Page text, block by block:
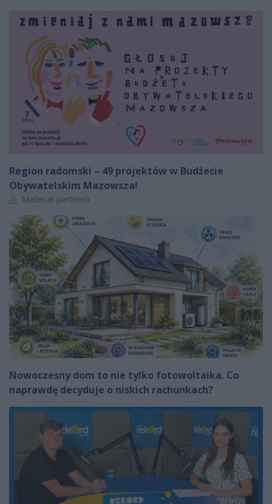
Region radomski – 49 projektów w Budżecie
Obywatelskim Mazowsza!
Autor artykułu:
Materiał partnera
Nowoczesny dom to nie tylko fotowoltaika. Co
naprawdę decyduje o niskich rachunkach?